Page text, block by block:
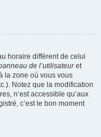
horaire différent de celui
de l’utilisateuret
la zone où vous vous
Notez que la modification
n’est accessible qu’aux
c’est le bon moment